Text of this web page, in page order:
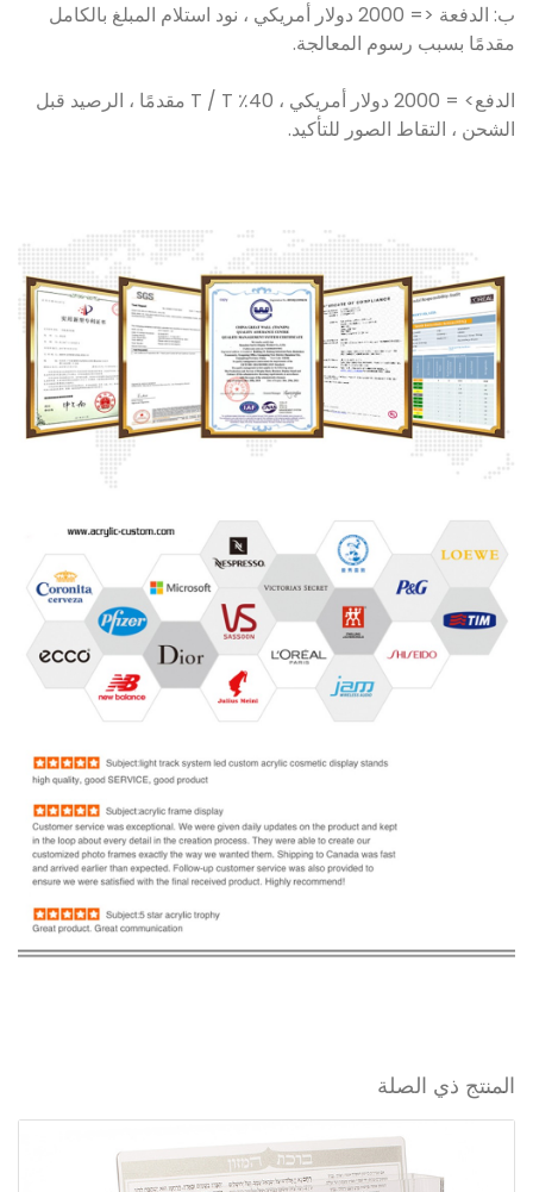
ب: الدفعة <= 2000 دولار أمريكي ، نود استلام المبلغ بالكامل
مقدمًا بسبب رسوم المعالجة.
الدفع> = 2000 دولار أمريكي ، 40٪ T / T مقدمًا ، الرصيد قبل
الشحن ، التقاط الصور للتأكيد.
المنتج ذي الصلة